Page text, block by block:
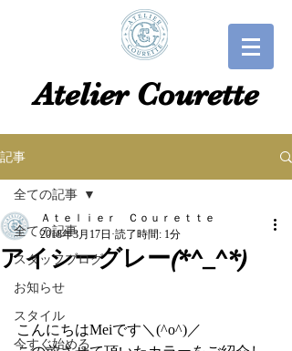
​​Atelier Courette​
記事
全ての記事
スタッフブログ
お知らせ
スタイル
今すぐ始める
全ての記事
アイシーグレー(*^_^*)
Ａｔｅｌｉｅｒ Ｃｏｕｒｅｔｔｅ
2018年3月17日 読了時間: 1分
こんにちはMeiです＼(^o^)／